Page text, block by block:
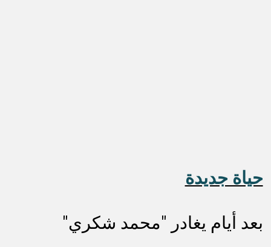
حياة جديدة
بعد أيام يغادر "محمد شكري"